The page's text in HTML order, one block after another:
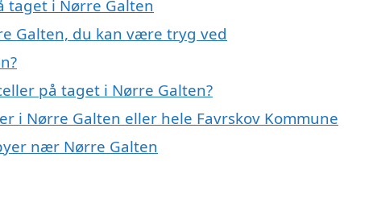
taget i Nørre Galten
Galten, du kan være tryg ved
på taget i Nørre Galten?
i Nørre Galten eller hele Favrskov Kommune
nær Nørre Galten